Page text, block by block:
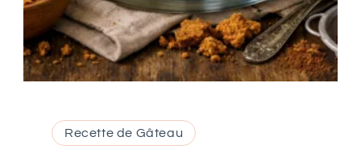
Recette de Gâteau